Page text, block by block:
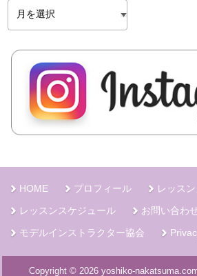
イ
HOME プロフィール レッス
レッスンスケジュール お問い合わ
モデルインストラクター協会
Copyright © 2026 yoshiko-